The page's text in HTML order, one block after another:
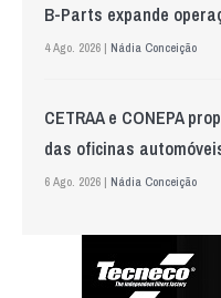
B-Parts expande
4 Ago. 2026 | Nádia Conceição
CETRAA e CONEPA
das oficinas
6 Ago. 2026 | Nádia Conceição